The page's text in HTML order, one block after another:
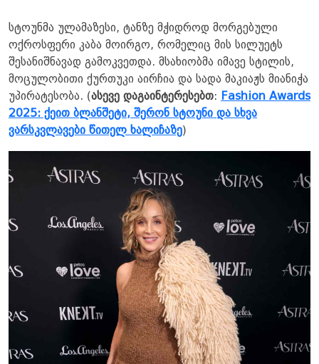
სტოუნმა ულამაზესი, ტანზე მჭიდროდ მორგებული
ოქროსფერი კაბა მოირგო, რომელიც მის სილუეტს
შესანიშნავად გამოკვეთდა. მსახიობმა იმავე სტილის,
მოცულობითი ქურთუკი აირჩია და სადა მაკიაჟს მიანიჭა
უპირატესობა. (ასევე დაგაინტერესებთ: Fashion Awards
2025: ქეით ბლანშეტი, შერონ სტოუნი და სხვა
ვარსკვლავები წითელ ხალიჩაზე)